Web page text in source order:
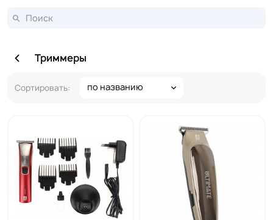
Триммеры
Сортировать: по названию